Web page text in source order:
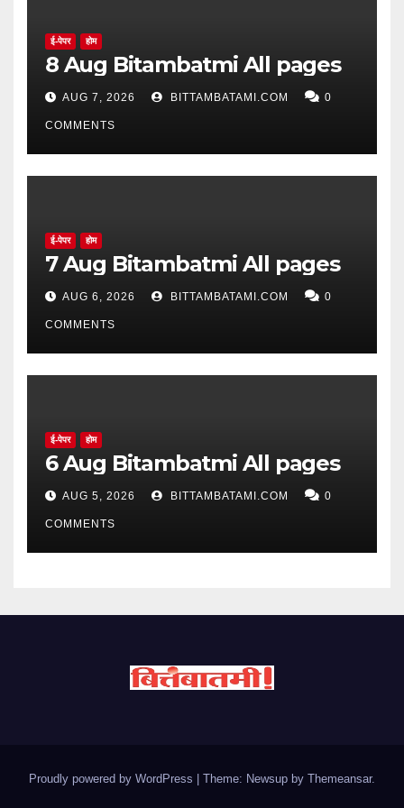
ई-पेपर होम
8 Aug Bitambatmi All pages
AUG 7, 2026 BITTAMBATAMI.COM 0
COMMENTS
ई-पेपर होम
7 Aug Bitambatmi All pages
AUG 6, 2026 BITTAMBATAMI.COM 0
COMMENTS
ई-पेपर होम
6 Aug Bitambatmi All pages
AUG 5, 2026 BITTAMBATAMI.COM 0
COMMENTS
Proudly powered by WordPress | Theme: Newsup by Themeansar.